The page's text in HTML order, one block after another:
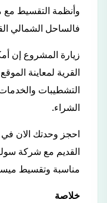
وأنظمة التقسيط مع
فالساحل الشمالي
زيارة المشروع إن
القرية لمعاينة
التشطيبات
الشراء.
احجز وحدتك الان
القديم مع شركة
مناسبة وتقسيط
خلاصة